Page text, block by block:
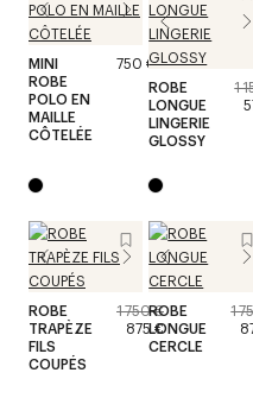
MINI
ROBE
POLO EN
MAILLE
CÔTELÉE
750 €
ROBE
LONGUE
LINGERIE
GLOSSY
1
ROBE
TRAPÈZE
FILS
COUPÉS
1 750 €
875 €
ROBE
LONGUE
CERCLE
1